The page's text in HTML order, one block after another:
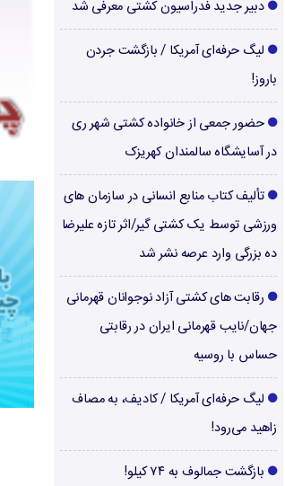
دبیر جدید فدراسیون کشتی معرفی شد
لیگ حرفه‌ای آمریکا / بازگشت جردن
باروز!
حضور جمعی از خانواده کشتی شهر ری
در آسایشگاه سالمندان کهریزک
تألیف کتاب منابع انسانی در سازمان های
ورزشی توسط یک کشتی گیر/اثر تازه علیرضا
ده بزرگی وارد عرصه نشر شد
رقابت های کشتی آزاد نوجوانان قهرمانی
جهان/نایب قهرمانی ایران در رقابتی
حساس با روسیه
لیگ حرفه‌ای آمریکا / کادیف، به مصاف
زاهید می‌رود!
بازگشت جمالوف به ۷۴ کیلو!